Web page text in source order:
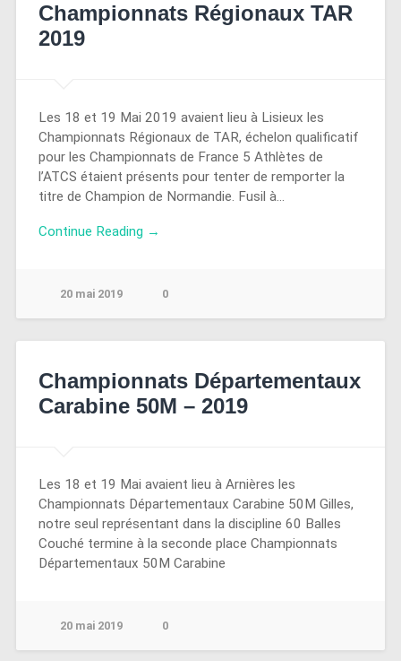
Championnats Régionaux TAR
2019
Les 18 et 19 Mai 2019 avaient lieu à Lisieux les
Championnats Régionaux de TAR, échelon qualificatif
pour les Championnats de France 5 Athlètes de
l’ATCS étaient présents pour tenter de remporter la
titre de Champion de Normandie. Fusil à…
Continue Reading →
20 mai 2019 0
Championnats Départementaux
Carabine 50M – 2019
Les 18 et 19 Mai avaient lieu à Arnières les
Championnats Départementaux Carabine 50M Gilles,
notre seul représentant dans la discipline 60 Balles
Couché termine à la seconde place Championnats
Départementaux 50M Carabine
20 mai 2019 0